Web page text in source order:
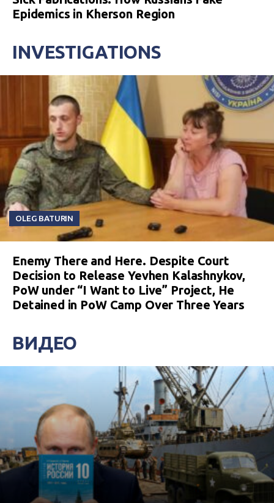
Epidemics in Kherson Region
INVESTIGATIONS
OLEG BATURIN
Enemy There and Here. Despite Court
Decision to Release Yevhen Kalashnykov,
PoW under “I Want to Live” Project, He
Detained in PoW Camp Over Three Years
ВИДЕО